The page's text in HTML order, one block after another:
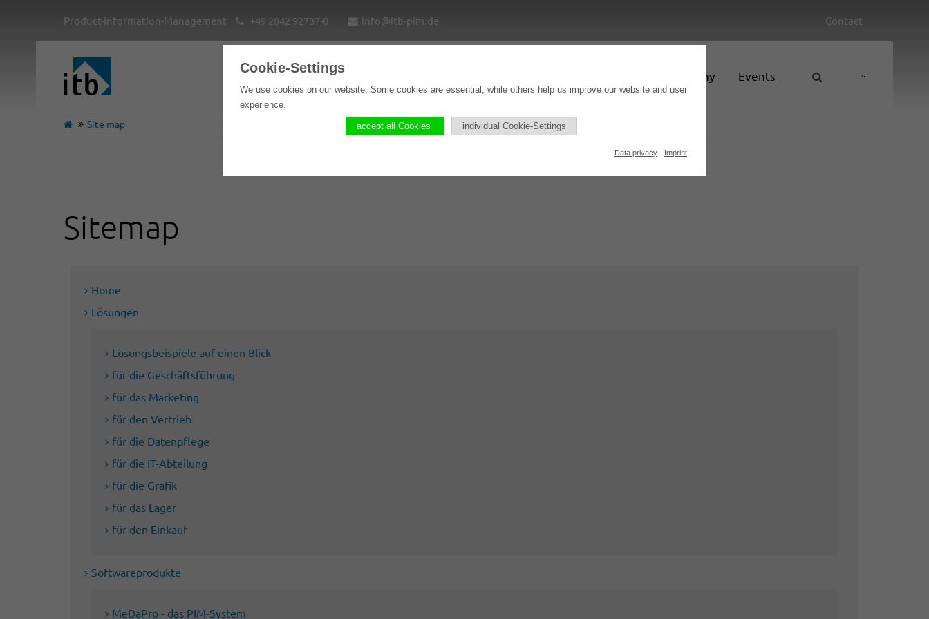
Contact
Product-Information-Management +49 2842 92737-0 info@itb-pim.de
Home Company Events
Site map
Sitemap
Home
Lösungen
Lösungsbeispiele auf einen Blick
für die Geschäftsführung
für das Marketing
für den Vertrieb
für die Datenpflege
für die IT-Abteilung
für die Grafik
für das Lager
für den Einkauf
Softwareprodukte
MeDaPro - das PIM-System
Cookie-Settings
We use cookies on our website. Some cookies are essential, while others help us improve our website and user
experience.
accept all Cookies individual Cookie-Settings
Data privacy Imprint